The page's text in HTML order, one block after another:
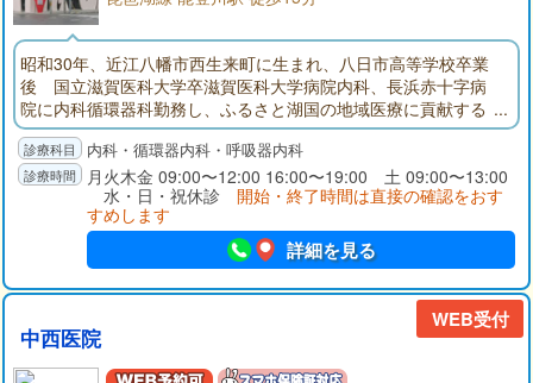
昭和30年、近江八幡市西生来町に生まれ、八日市高等学校卒業
後 国立滋賀医科大学卒滋賀医科大学病院内科、長浜赤十字病
院に内科循環器科勤務し、ふるさと湖国の地域医療に貢献する
ため新規に診療所を開設しました。25年の病院勤務経験を生か
し、内科全般に対する診療、特に高血圧、心臓病、動脈硬化な
どの循環器疾患、生活習慣病、呼吸器疾患の診療を総合的に行
内科・循環器内科・呼吸器内科
月火木金 09:00〜12:00 16:00〜19:00 土 09:00〜13:00
水・日・祝休診 開始・終了時間は直接の確認をおす
すめします
詳細を見る
WEB受付
中西医院